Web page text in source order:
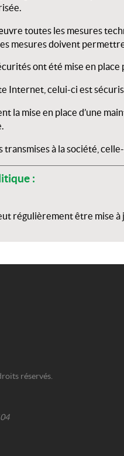
toutes les mesures
mesures doivent
ont été mise en
Internet, celui-ci est
la mise en place d’une
à la société,
:
régulièrement être mise
réservés.